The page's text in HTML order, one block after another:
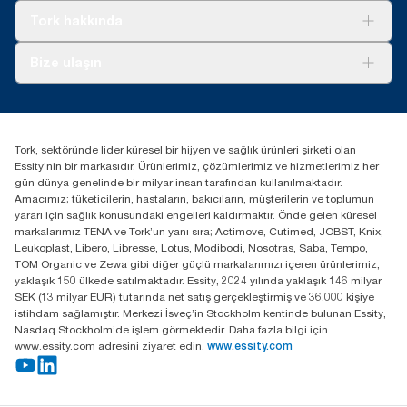
(+90) 216 560 13 00
Essity Turkey Hijyen Ürünleri Sanayi ve Ticaret
Anonim Şirketi Kuriş Kule İş Merkezi, Cevizli Mah.
D-100 Güney Yan Yol Cad. No 2
K:9 34953 Kartal / Istanbul / Turkey
Tork, sektöründe lider küresel bir hijyen ve sağlık ürünleri şirketi olan
Essity’nin bir markasıdır. Ürünlerimiz, çözümlerimiz ve hizmetlerimiz her
gün dünya genelinde bir milyar insan tarafından kullanılmaktadır.
Amacımız; tüketicilerin, hastaların, bakıcıların, müşterilerin ve toplumun
yararı için sağlık konusundaki engelleri kaldırmaktır. Önde gelen küresel
markalarımız TENA ve Tork’un yanı sıra; Actimove, Cutimed, JOBST, Knix,
Leukoplast, Libero, Libresse, Lotus, Modibodi, Nosotras, Saba, Tempo,
TOM Organic ve Zewa gibi diğer güçlü markalarımızı içeren ürünlerimiz,
yaklaşık 150 ülkede satılmaktadır. Essity, 2024 yılında yaklaşık 146 milyar
SEK (13 milyar EUR) tutarında net satış gerçekleştirmiş ve 36.000 kişiye
istihdam sağlamıştır. Merkezi İsveç’in Stockholm kentinde bulunan Essity,
Nasdaq Stockholm’de işlem görmektedir. Daha fazla bilgi için
www.essity.com adresini ziyaret edin. www.essity.com